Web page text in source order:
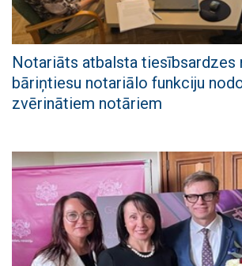
Notariāts atbalsta tiesībsardzes
bāriņtiesu notariālo funkciju
zvērinātiem notāriem